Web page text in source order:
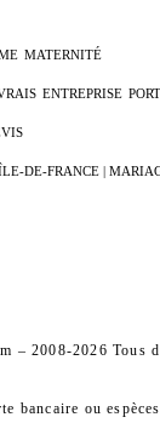
MATERNITÉ
ENTREPRISE
DE-FRANCE |
– 2008-2026 Tous
bancaire ou